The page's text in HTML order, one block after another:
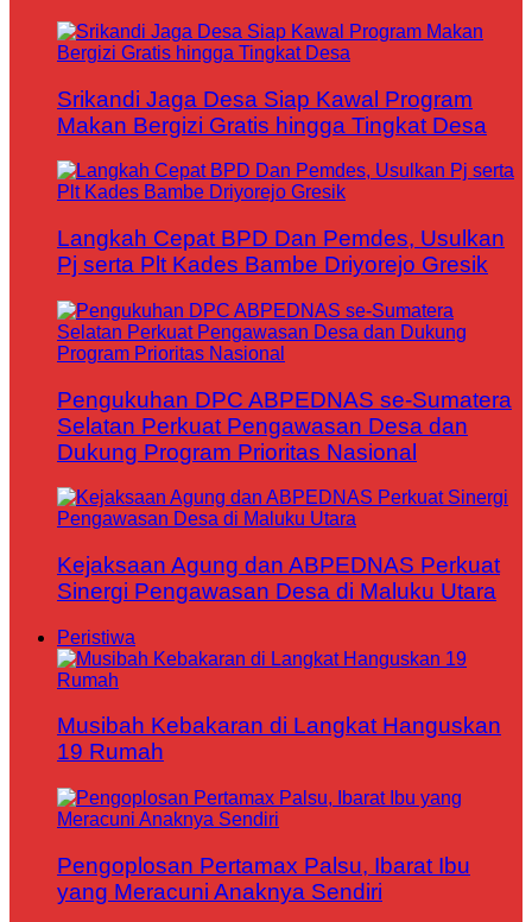
Srikandi Jaga Desa Siap Kawal Program
Makan Bergizi Gratis hingga Tingkat Desa
Langkah Cepat BPD Dan Pemdes, Usulkan
Pj serta Plt Kades Bambe Driyorejo Gresik
Pengukuhan DPC ABPEDNAS se-Sumatera
Selatan Perkuat Pengawasan Desa dan
Dukung Program Prioritas Nasional
Kejaksaan Agung dan ABPEDNAS Perkuat
Sinergi Pengawasan Desa di Maluku Utara
Peristiwa
Musibah Kebakaran di Langkat Hanguskan
19 Rumah
Pengoplosan Pertamax Palsu, Ibarat Ibu
yang Meracuni Anaknya Sendiri